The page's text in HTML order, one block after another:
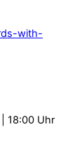
18:00